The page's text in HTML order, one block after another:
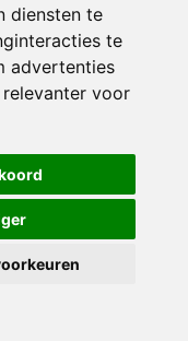
diensten te
te
advertenties
voor
van
historische
tot
werken
en
in